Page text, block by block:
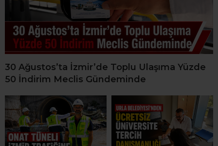
30 Ağustos’ta İzmir’de Toplu Ulaşıma Yüzde
50 İndirim Meclis Gündeminde